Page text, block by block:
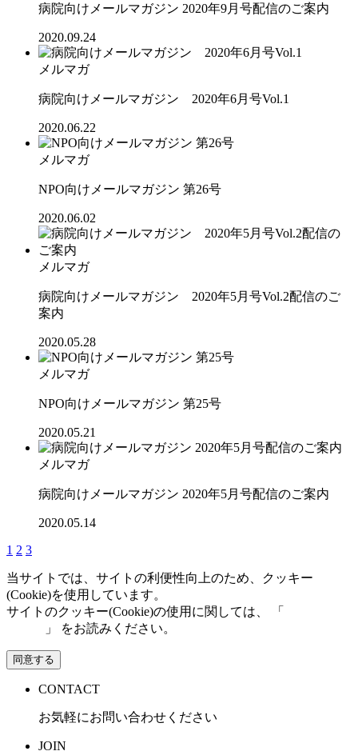
病院向けメールマガジン 2020年9月号配信のご案内
2020.09.24
メルマガ
病院向けメールマガジン 2020年6月号Vol.1
2020.06.22
メルマガ
NPO向けメールマガジン 第26号
2020.06.02
メルマガ
病院向けメールマガジン 2020年5月号Vol.2配信のご
案内
2020.05.28
メルマガ
NPO向けメールマガジン 第25号
2020.05.21
メルマガ
病院向けメールマガジン 2020年5月号配信のご案内
2020.05.14
1 2 3
当サイトでは、サイトの利便性向上のため、クッキー
(Cookie)を使用しています。
サイトのクッキー(Cookie)の使用に関しては、 「
」 をお読みください。
同意する
CONTACT
お気軽にお問い合わせください
JOIN